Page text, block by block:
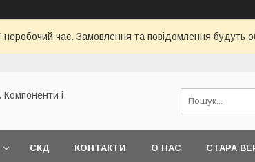
неробочий час. Замовлення та повідомлення будуть
Компоненти і
СКД КОНТАКТИ О НАС СТАРА